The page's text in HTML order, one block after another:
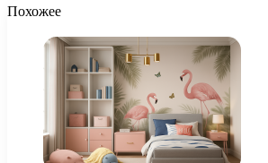
Похожее